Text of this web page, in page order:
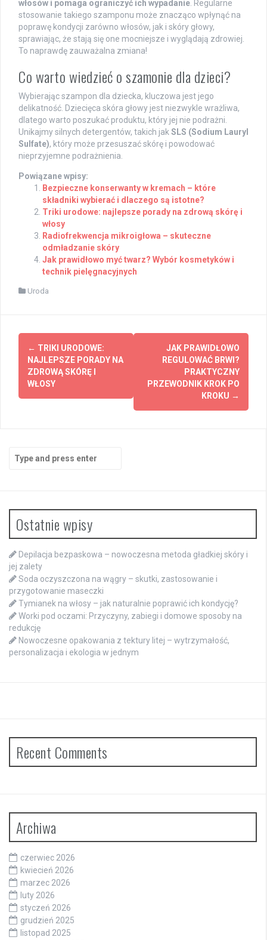
włosów i pomaga ograniczyć ich wypadanie . Regularne
stosowanie takiego szamponu może znacząco wpłynąć na
poprawę kondycji zarówno włosów, jak i skóry głowy,
sprawiając, że stają się one mocniejsze i wyglądają zdrowiej.
To naprawdę zauważalna zmiana!
Co warto wiedzieć o szamonie dla dzieci?
Wybierając szampon dla dziecka, kluczowa jest jego
delikatność. Dziecięca skóra głowy jest niezwykle wrażliwa,
dlatego warto poszukać produktu, który jej nie podrażni.
Unikajmy silnych detergentów, takich jak SLS (Sodium Lauryl
Sulfate), który może przesuszać skórę i powodować
nieprzyjemne podrażnienia.
Powiązane wpisy:
Bezpieczne konserwanty w kremach – które
składniki wybierać i dlaczego są istotne?
Triki urodowe: najlepsze porady na zdrową skórę i
włosy
Radiofrekwencja mikroigłowa – skuteczne
odmładzanie skóry
Jak prawidłowo myć twarz? Wybór kosmetyków i
technik pielęgnacyjnych
Uroda
Post
navigation
← TRIKI URODOWE:
NAJLEPSZE PORADY NA
ZDROWĄ SKÓRĘ I
WŁOSY
JAK PRAWIDŁOWO
REGULOWAĆ BRWI?
PRAKTYCZNY
PRZEWODNIK KROK PO
KROKU →
for:
Ostatnie wpisy
Depilacja bezpaskowa – nowoczesna metoda gładkiej skóry i
jej zalety
Soda oczyszczona na wągry – skutki, zastosowanie i
przygotowanie maseczki
Tymianek na włosy – jak naturalnie poprawić ich kondycję?
Worki pod oczami: Przyczyny, zabiegi i domowe sposoby na
redukcję
Nowoczesne opakowania z tektury litej – wytrzymałość,
personalizacja i ekologia w jednym
Recent Comments
Archiwa
czerwiec 2026
kwiecień 2026
marzec 2026
luty 2026
styczeń 2026
grudzień 2025
listopad 2025